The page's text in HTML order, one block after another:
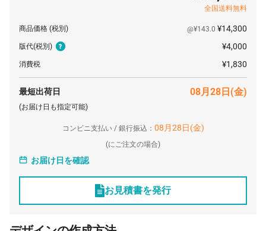
全国送料無料
商品価格 (税別) @¥143.0 ¥14,300
版代(税別) ¥4,000
消費税 ¥1,830
最短出荷日 08月28日(金)
(お届け日も指定可能)
コンビニ支払い / 銀行振込： 08月28日(金)
(にご注文の場合)
お届け日を確認
お見積書を発行